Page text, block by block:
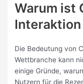
Warum ist
Die Bedeutung von
Wettbranche kann
einige Gründe,
Nutzern für die